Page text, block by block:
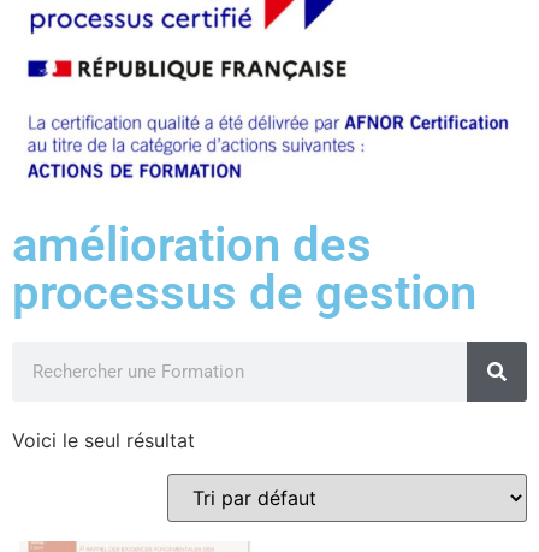
amélioration des
processus de gestion
Voici le seul résultat